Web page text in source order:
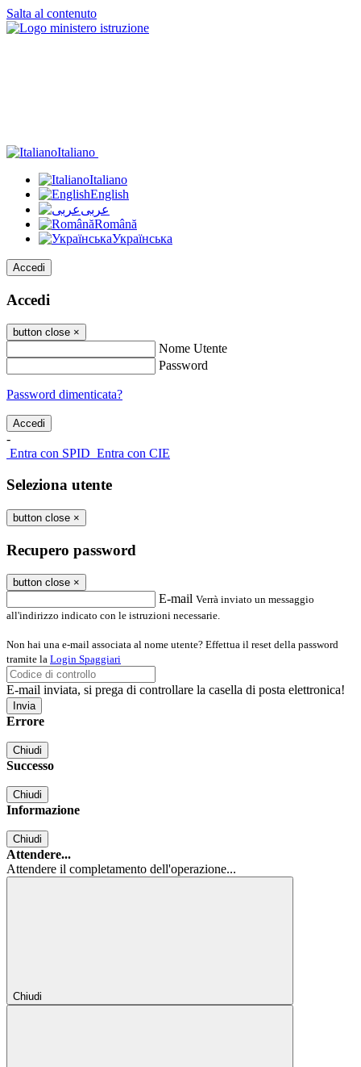
Salta al contenuto
Italiano
Italiano
English
عربى
Română
Українська
Accedi
Accedi
button close ×
Nome Utente
Password
Password dimenticata?
-
Entra con SPID Entra con CIE
Seleziona utente
button close ×
Recupero password
button close ×
E-mail Verrà inviato un messaggio
all'indirizzo indicato con le istruzioni necessarie.
Non hai una e-mail associata al nome utente? Effettua il reset della password
tramite la Login Spaggiari
E-mail inviata, si prega di controllare la casella di posta elettronica!
Errore
Chiudi
Successo
Chiudi
Informazione
Chiudi
Attendere...
Attendere il completamento dell'operazione...
Chiudi